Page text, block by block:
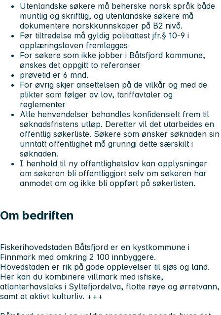
Utenlandske søkere må beherske norsk språk både
muntlig og skriftlig, og utenlandske søkere må
dokumentere norskkunnskaper på B2 nivå.
Før tiltredelse må gyldig politiattest jfr.§ 10-9 i
opplæringsloven fremlegges
For søkere som ikke jobber i Båtsfjord kommune,
ønskes det oppgitt to referanser
prøvetid er 6 mnd.
For øvrig skjer ansettelsen på de vilkår og med de
plikter som følger av lov, tariffavtaler og
reglementer
Alle henvendelser behandles konfidensielt frem til
søknadsfristens utløp. Deretter vil det utarbeides en
offentlig søkerliste. Søkere som ønsker søknaden sin
unntatt offentlighet må grunngi dette særskilt i
søknaden.
I henhold til ny offentlighetslov kan opplysninger
om søkeren bli offentliggjort selv om søkeren har
anmodet om og ikke bli oppført på søkerlisten.
Om bedriften
Fiskerihovedstaden Båtsfjord er en kystkommune i
Finnmark med omkring 2 100 innbyggere.
Hovedstaden er rik på gode opplevelser til sjøs og land.
Her kan du kombinere villmark med isfiske,
atlanterhavslaks i Syltefjordelva, flotte røye og ørretvann,
samt et aktivt kulturliv. +++